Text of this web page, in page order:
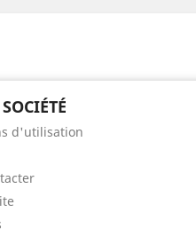
d'utilisation